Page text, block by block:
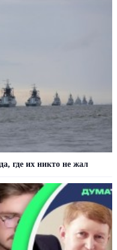
где их никто не жал